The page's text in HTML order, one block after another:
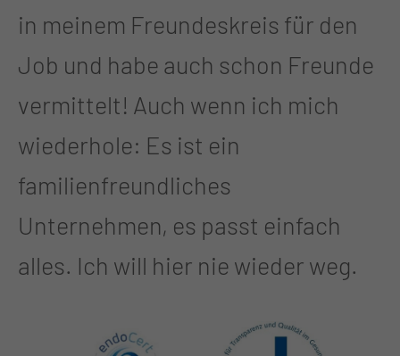
in meinem Freundeskreis für den
Job und habe auch schon Freunde
vermittelt! Auch wenn ich mich
wiederhole: Es ist ein
familienfreundliches
Unternehmen, es passt einfach
alles. Ich will hier nie wieder weg.